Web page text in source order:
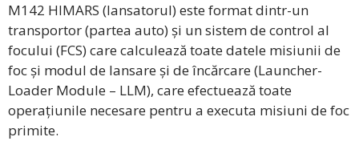
M142 HIMARS (lansatorul) este format dintr-un
transportor (partea auto) și un sistem de control al
focului (FCS) care calculează toate datele misiunii de
foc și modul de lansare și de încărcare (Launcher-
Loader Module – LLM), care efectuează toate
operațiunile necesare pentru a executa misiuni de foc
primite.